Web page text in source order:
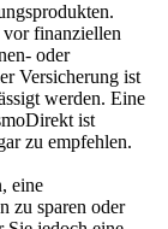
finanziellen
oder
Versicherung ist
werden. Eine
ist
zu empfehlen.
eine
zu sparen oder